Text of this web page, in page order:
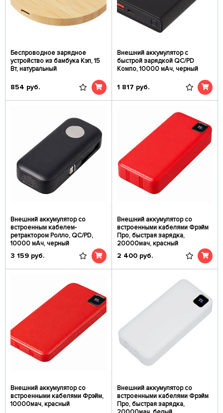
Беспроводное зарядное
устройство из бамбука Кэп, 15
Вт, натуральный
854 руб.
Внешний аккумулятор с
быстрой зарядкой QC/PD
Компо, 10000 мАч, черный
1 817 руб.
Внешний аккумулятор со
встроенным кабелем-
ретрактором Ролло, QC/PD,
10000 мАч, черный
3 159 руб.
Внешний аккумулятор со
встроенными кабелями Фрэйм
Про, быстрая зарядка,
20000мач, красный
2 400 руб.
Внешний аккумулятор со
встроенными кабелями Фрэйм,
10000мач, красный
Внешний аккумулятор со
встроенными кабелями Фрэйм
Про, быстрая зарядка,